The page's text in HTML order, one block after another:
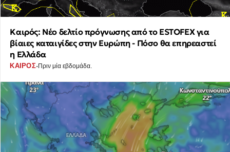
Καιρός: Νέο δελτίο πρόγνωσης από το ESTOFEX για
βίαιες καταιγίδες στην Ευρώπη - Πόσο θα επηρεαστεί
η Ελλάδα
ΚΑΙΡΟΣ· Πριν μία εβδομάδα.